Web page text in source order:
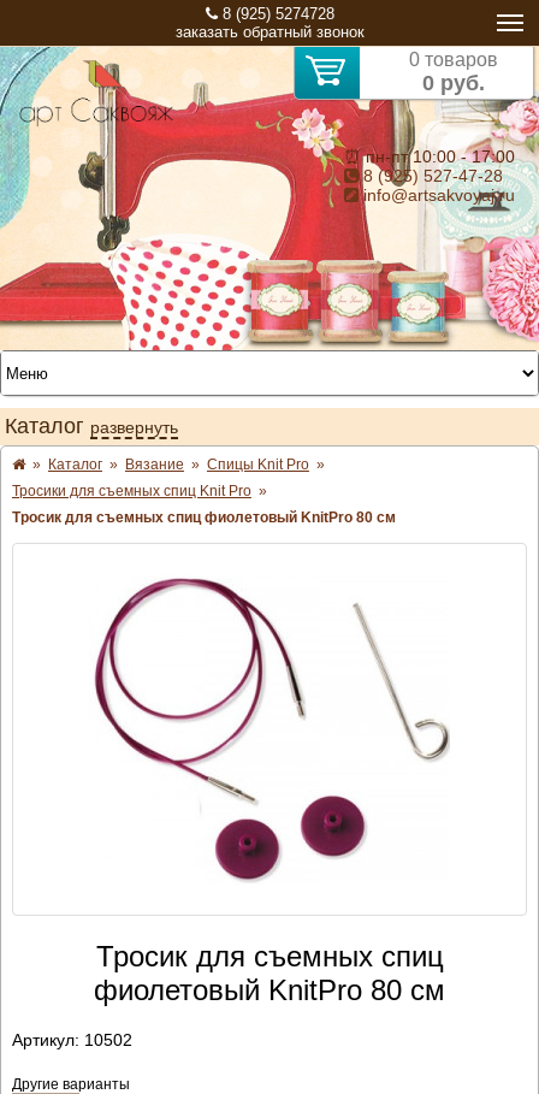
8 (925) 5274728
заказать обратный звонок
0 товаров
0 руб.
⏰ пн-пт 10:00 - 17:00
8 (925) 527-47-28
info@artsakvoyaj.ru
Каталог развернуть
» Каталог » Вязание » Спицы Knit Pro »
Тросики для съемных спиц Knit Pro »
Тросик для съемных спиц фиолетовый KnitPro 80 см
Тросик для съемных спиц
фиолетовый KnitPro 80 см
Артикул: 10502
Другие варианты